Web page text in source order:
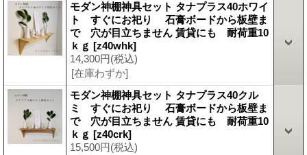
モダン神棚神具セット タナプラス40ホワイ
ト すぐにお祀り 石膏ボードから板壁ま
で 穴が目立ちません 賃貸にも 耐荷重10
ｋｇ [z40whk]
14,300円(税込)
[在庫わずか]
モダン神棚神具セット タナプラス40クル
ミ すぐにお祀り 石膏ボードから板壁ま
で 穴が目立ちません 賃貸にも 耐荷重10
ｋｇ [z40crk]
15,500円(税込)